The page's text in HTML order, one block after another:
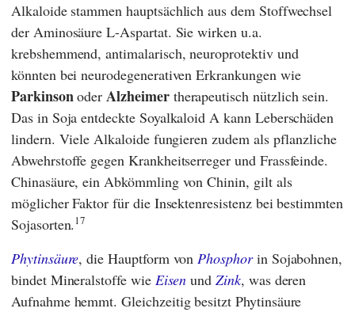
Alkaloide stammen hauptsächlich aus dem Stoffwechsel
der Aminosäure L-Aspartat. Sie wirken u.a.
krebshemmend, antimalarisch, neuroprotektiv und
könnten bei neurodegenerativen Erkrankungen wie
ParkinsonoderAlzheimer therapeutisch nützlich sein.
Das in Soja entdeckte Soyalkaloid A kann Leberschäden
lindern. Viele Alkaloide fungieren zudem als pflanzliche
Abwehrstoffe gegen Krankheitserreger und Frassfeinde.
Chinasäure, ein Abkömmling von Chinin, gilt als
möglicher Faktor für die Insektenresistenz bei bestimmten
Sojasorten.17
Phytinsäure, die Hauptform vonPhosphorin Sojabohnen,
bindet Mineralstoffe wie Eisen undZink, was deren
Aufnahme hemmt. Gleichzeitig besitzt Phytinsäure